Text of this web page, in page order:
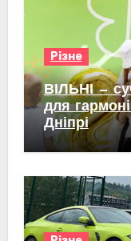
Різне
ВІЛЬНІ —
для
Дніпрі